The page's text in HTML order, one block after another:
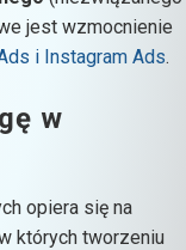
jest wzmocnienie
i Instagram Ads.
w
opiera się na
których tworzeniu